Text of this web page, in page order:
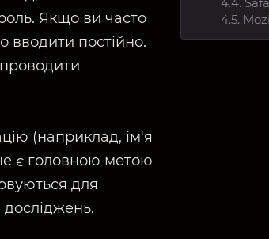
Якщо ви часто
вводити постійно.
(наприклад, ім'я
є головною метою
для
4.5.